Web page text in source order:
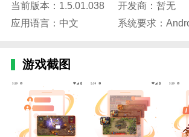
3。社交功能:支持玩家之间的互动交流
天，增加游戏社交乐趣；
解自己的战斗表现和提升空间。
贪玩游戏盒软件优势
1。游戏资源丰富:提供众多经典传奇游
家多样化需求；
当前版本：1.5.01.038
开发商：暂无
应用语言：中文
系统要求：
游戏截图